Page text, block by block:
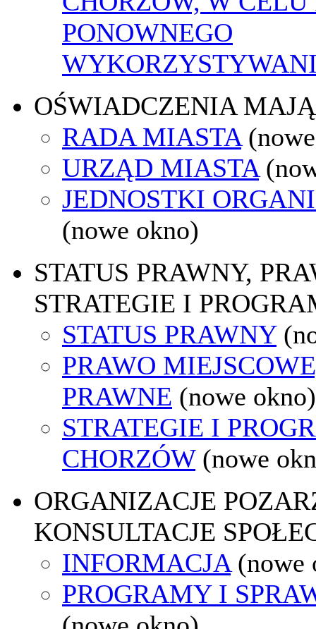
PONOWNEGO
OŚWIADCZENIA
RADA MIASTA
URZĄD MIASTA
JEDNOSTKI
(nowe okno)
STATUS PRAWNY,
STRATEGIE I
STATUS PRAWNY
PRAWO
PRAWNE (nowe okno)
STRATEGIE I
CHORZÓW (nowe
ORGANIZACJE
KONSULTACJE
INFORMACJA (nowe
PROGRAMY I